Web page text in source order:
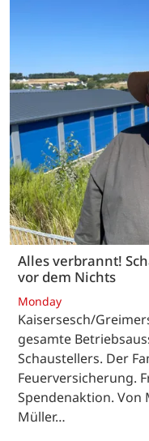
Alles verbrannt!
vor dem Nichts
Monday
Kaisersesch/
gesamte
Schaustellers. Der
Feuerversicherung.
Spendenaktion. Von
Müller…